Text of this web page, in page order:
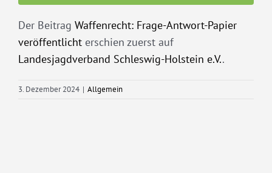
Der Beitrag Waffenrecht: Frage-Antwort-Papier
veröffentlicht erschien zuerst auf
Landesjagdverband Schleswig-Holstein e.V..
3. Dezember 2024 | Allgemein